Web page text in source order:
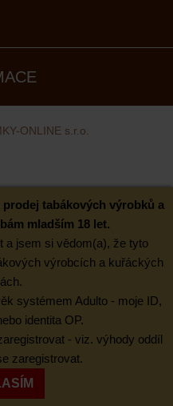
ONLINE s.r.o.
tabákových výrobků a
mladším 18 let.
a jsem si vědom(a), že tyto
výrobcích a kuřáckých
systémem Adulto - moje ID,
identita OP.
- viz. výhody oddíl
zaregistrovat.